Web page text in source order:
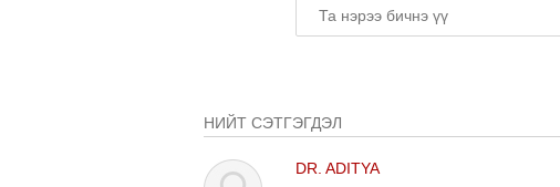
НИЙТ СЭТГЭГДЭЛ
DR. ADITYA